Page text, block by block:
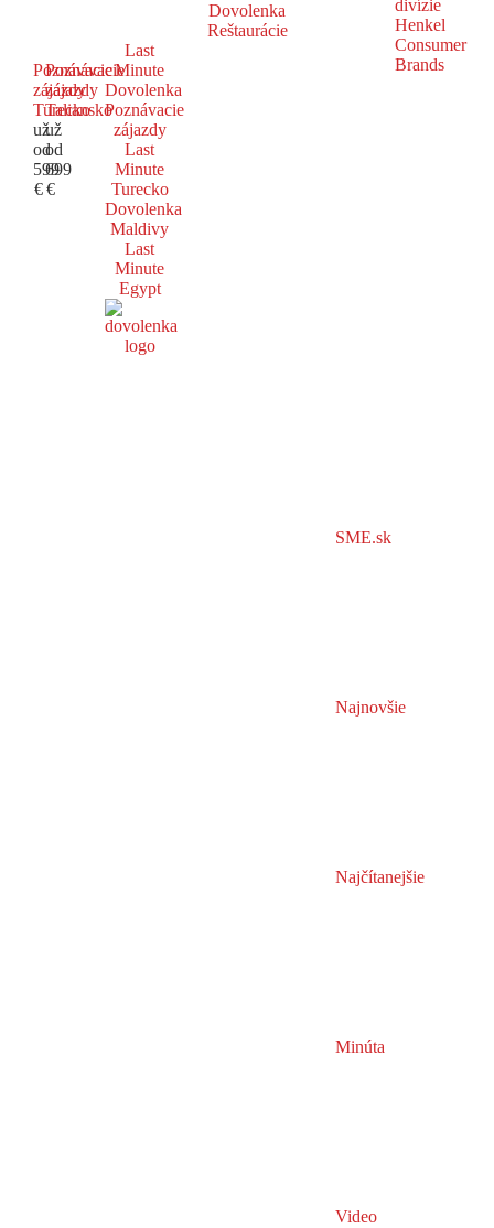
Dovolenka
Reštaurácie
Poznávacie
zájazdy
Turecko
už
od
599
€
Poznávacie
zájazdy
Taliansko
už
od
699
€
Last
Minute
Dovolenka
Poznávacie
zájazdy
Last
Minute
Turecko
Dovolenka
Maldivy
Last
Minute
Egypt
SME.sk
Najnovšie
Najčítanejšie
Minúta
Video